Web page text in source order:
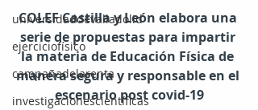
universidaddevalladolid
ejerciciofísico
campañadelarenta
investigacionescientíficas
COLEF Castilla y León elabora una
serie de propuestas para impartir
la materia de Educación Física de
manera segura y responsable en el
escenario post covid-19